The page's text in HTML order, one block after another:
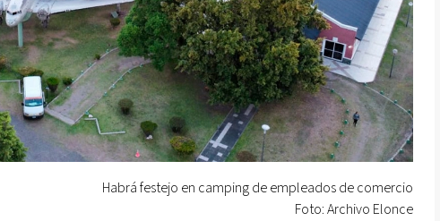
Habrá festejo en camping de empleados de comercio
Foto: Archivo Elonce